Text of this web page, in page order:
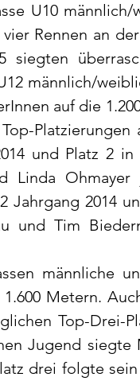
U10
Rennen an
siegten
männlich/
auf die
und Platz 2
Linda
Jahrgang 2014
und Tim
männliche
Metern.
Top-Drei-
Jugend
drei folgte